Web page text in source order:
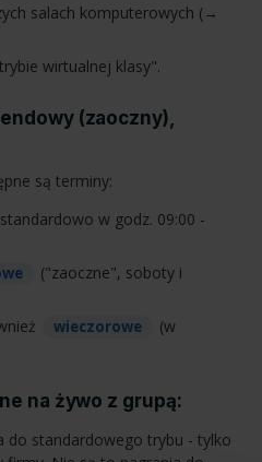
salach komputerowych (→
wirtualnej klasy".
(zaoczny),
są terminy:
w godz. 09:00 -
("zaoczne", soboty i
wieczorowe
(w
na żywo z grupą:
do standardowego trybu - tylko